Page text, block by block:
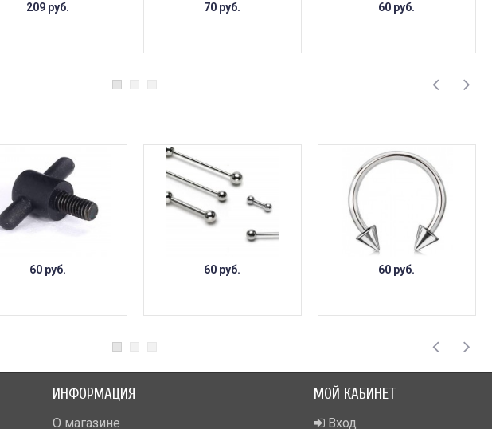
209 руб. 70 руб. 60 руб.
60 руб. 60 руб. 60 руб.
ИНФОРМАЦИЯ
О магазине
МОЙ КАБИНЕТ
Вход